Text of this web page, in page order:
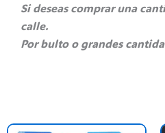
Si deseas comprar una
calle.
Por bulto o grandes